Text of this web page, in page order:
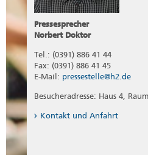
Pressesprecher
Norbert Doktor
Tel.: (0391) 886 41 44
Fax: (0391) 886 41 45
E-Mail: pressestelle@h2.de
Besucheradresse: Haus 4,
Kontakt und Anfahrt